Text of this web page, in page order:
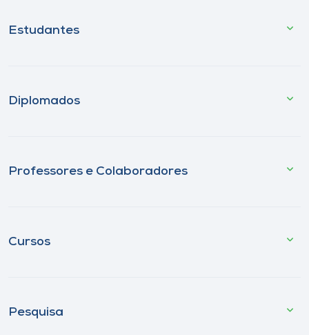
Estudantes
Diplomados
Professores e Colaboradores
Cursos
Pesquisa